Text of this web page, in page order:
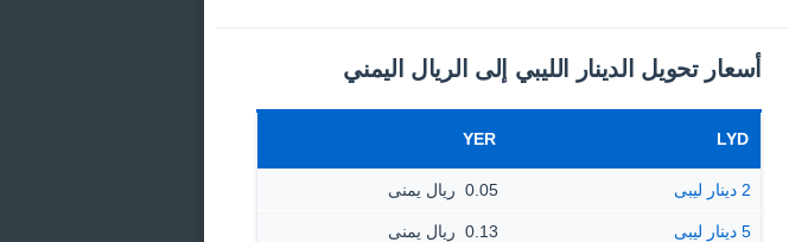
أسعار تحويل الدينار الليبي إلى الريال اليمني
LYD
YER
2 دينار ليبى 0.05 ‏ ريال يمنى
5 دينار ليبى 0.13 ‏ ريال يمنى